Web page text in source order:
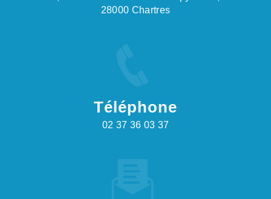
28000 Chartres
Téléphone
02 37 36 03 37